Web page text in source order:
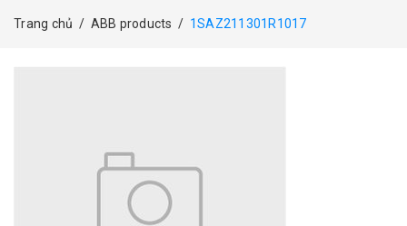
Trang chủ / ABB products / 1SAZ211301R1017